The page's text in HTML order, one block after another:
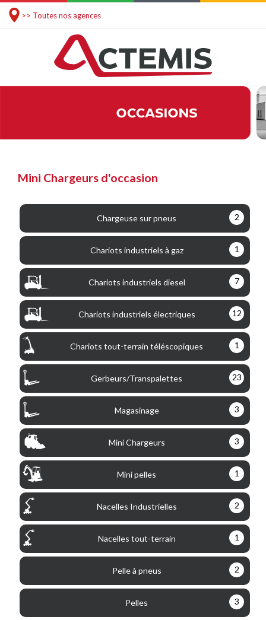
>> Toutes nos agences
Mini Chargeurs d'occasion
Chargeuse sur pneus 2
Chariots industriels à gaz 1
Chariots industriels diesel 7
Chariots industriels électriques 12
Chariots tout-terrain téléscopiques 1
Gerbeurs/Transpalettes 23
Magasinage 3
Mini Chargeurs 3
Mini pelles 1
Nacelles Industrielles 2
Nacelles tout-terrain 1
Pelle à pneus 2
Pelles 3